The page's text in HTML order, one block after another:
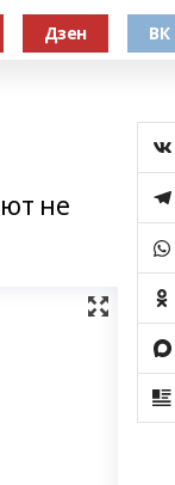
Дзен ВК
не